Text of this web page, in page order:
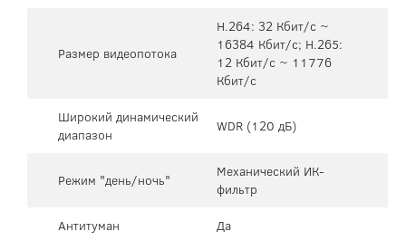
Размер видеопотока
H.264: 32 Кбит/с ~
16384 Кбит/с; H.265:
12 Кбит/с ~ 11776
Кбит/с
Широкий динамический
диапазон
WDR (120 дБ)
Режим "день/ночь"
Механический ИК-
фильтр
Антитуман
Да